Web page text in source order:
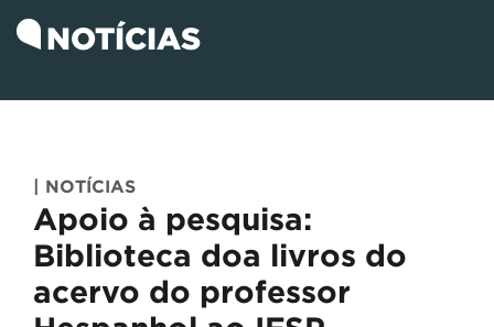
NOTÍCIAS
| NOTÍCIAS
Apoio à pesquisa:
Biblioteca doa livros do
acervo do professor